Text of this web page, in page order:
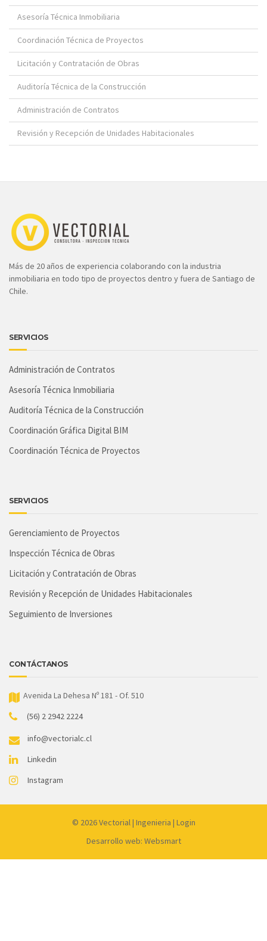
Asesoría Técnica Inmobiliaria
Coordinación Técnica de Proyectos
Licitación y Contratación de Obras
Auditoría Técnica de la Construcción
Administración de Contratos
Revisión y Recepción de Unidades Habitacionales
Más de 20 años de experiencia colaborando con la industria
inmobiliaria en todo tipo de proyectos dentro y fuera de Santiago de
Chile.
SERVICIOS
Administración de Contratos
Asesoría Técnica Inmobiliaria
Auditoría Técnica de la Construcción
Coordinación Gráfica Digital BIM
Coordinación Técnica de Proyectos
SERVICIOS
Gerenciamiento de Proyectos
Inspección Técnica de Obras
Licitación y Contratación de Obras
Revisión y Recepción de Unidades Habitacionales
Seguimiento de Inversiones
CONTÁCTANOS
Avenida La Dehesa Nº 181 - Of. 510
(56) 2 2942 2224
info@vectorialc.cl
Linkedin
Instagram
© 2026Vectorial| Ingenieria | Login
Desarrollo web: Websmart